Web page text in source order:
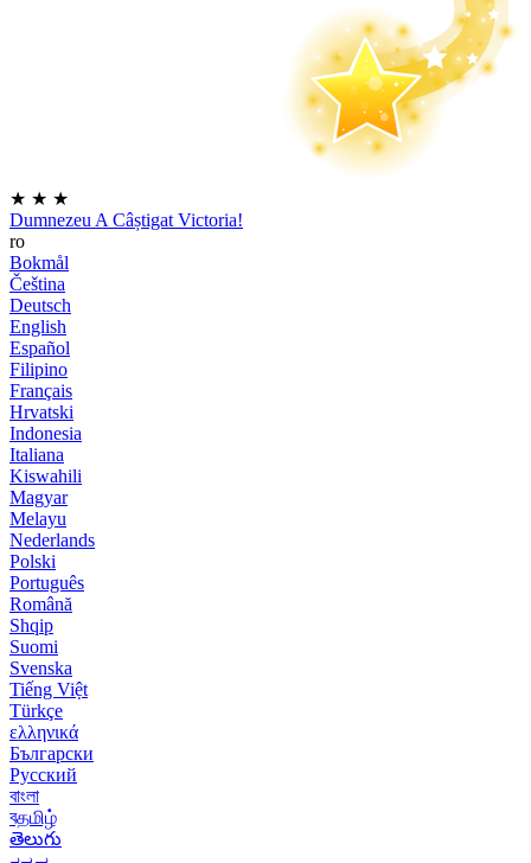
★ ★ ★
Dumnezeu A Câștigat Victoria!
ro
Bokmål
Čeština
Deutsch
English
Español
Filipino
Français
Hrvatski
Indonesia
Italiana
Kiswahili
Magyar
Melayu
Nederlands
Polski
Português
Română
Shqip
Suomi
Svenska
Tiếng Việt
Türkçe
ελληνικά
Български
Русский
বাংলা
বதமிழ்
తెలుగు